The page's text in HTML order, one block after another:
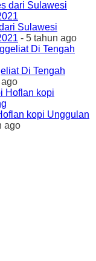
Sulawesi
- 5 tahun ago
Di Tengah
kopi Unggulan
ago